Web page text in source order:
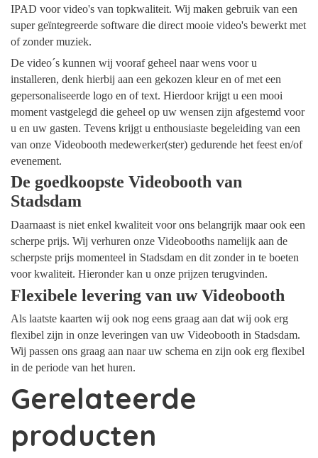
IPAD voor video's van topkwaliteit. Wij maken gebruik van een
super geïntegreerde software die direct mooie video's bewerkt met
of zonder muziek.
De video´s kunnen wij vooraf geheel naar wens voor u
installeren, denk hierbij aan een gekozen kleur en of met een
gepersonaliseerde logo en of text. Hierdoor krijgt u een mooi
moment vastgelegd die geheel op uw wensen zijn afgestemd voor
u en uw gasten. Tevens krijgt u enthousiaste begeleiding van een
van onze Videobooth medewerker(ster) gedurende het feest en/of
evenement.
De goedkoopste Videobooth van
Stadsdam
Daarnaast is niet enkel kwaliteit voor ons belangrijk maar ook een
scherpe prijs. Wij verhuren onze Videobooths namelijk aan de
scherpste prijs momenteel in Stadsdam en dit zonder in te boeten
voor kwaliteit. Hieronder kan u onze prijzen terugvinden.
Flexibele levering van uw Videobooth
Als laatste kaarten wij ook nog eens graag aan dat wij ook erg
flexibel zijn in onze leveringen van uw Videobooth in Stadsdam.
Wij passen ons graag aan naar uw schema en zijn ook erg flexibel
in de periode van het huren.
Gerelateerde
producten